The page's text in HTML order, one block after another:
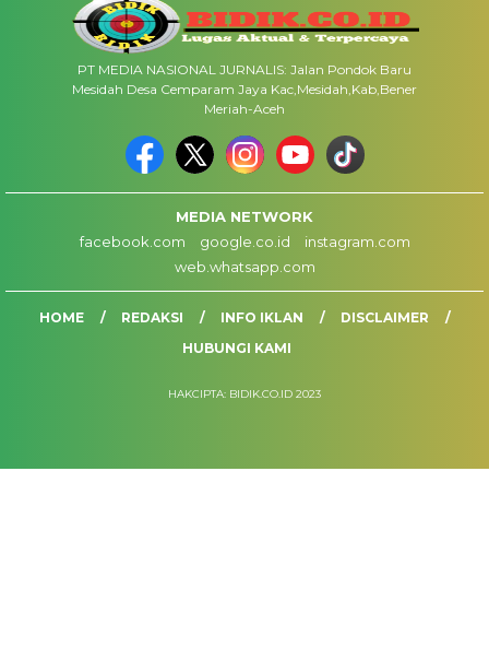
PT MEDIA NASIONAL JURNALIS: Jalan Pondok Baru
Mesidah Desa Cemparam Jaya Kac,Mesidah,Kab,Bener
Meriah-Aceh
MEDIA NETWORK
facebook.com
google.co.id
instagram.com
web.whatsapp.com
HOME REDAKSI INFO IKLAN
DISCLAIMER
HUBUNGI KAMI
HAKCIPTA: BIDIK.CO.ID 2023